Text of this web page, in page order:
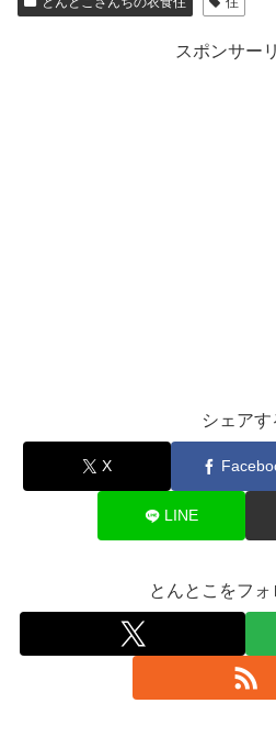
スポンサー
シェアす
X
LINE
とんとこをフォ